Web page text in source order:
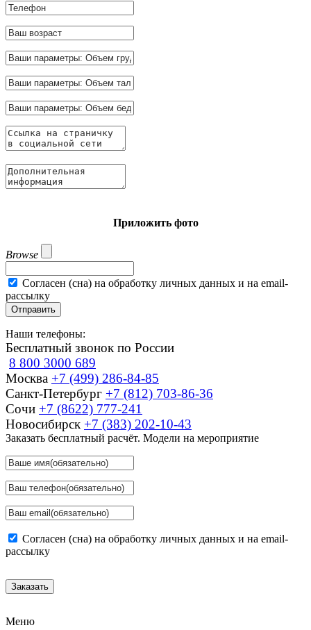
Приложить фото
Browse
Согласен (сна) на обработку личных данных и на email-
рассылку
Отправить
Наши телефоны:
Бесплатный звонок по России
8 800 3000 689
Москва +7 (499) 286-84-85
Санкт-Петербург +7 (812) 703-86-36
Сочи +7 (8622) 777-241
Новосибирск +7 (383) 202-10-43
Заказать бесплатный расчёт. Модели на мероприятие
Согласен (сна) на обработку личных данных и на email-
рассылку
Заказать
Меню